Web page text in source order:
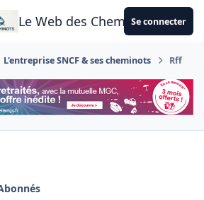
Le Web des CheminotsSe connecter
L'entreprise SNCF & ses cheminots Rff